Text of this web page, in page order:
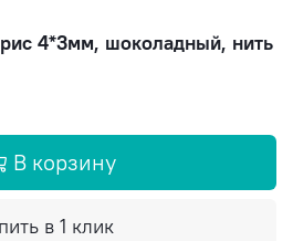
4*3мм, шоколадный, нить
В корзину
в 1 клик